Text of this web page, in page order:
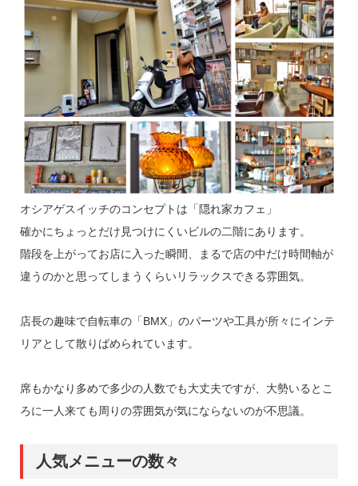
オシアゲスイッチのコンセプトは「隠れ家カフェ」
確かにちょっとだけ見つけにくいビルの二階にあります。
階段を上がってお店に入った瞬間、まるで店の中だけ時間軸が
違うのかと思ってしまうくらいリラックスできる雰囲気。
店長の趣味で自転車の「BMX」のパーツや工具が所々にインテ
リアとして散りばめられています。
席もかなり多めで多少の人数でも大丈夫ですが、大勢いるとこ
ろに一人来ても周りの雰囲気が気にならないのが不思議。
人気メニューの数々